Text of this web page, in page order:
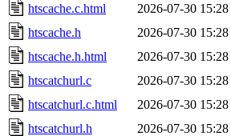
htscache.c.html
2026-07-30 15:28
htscache.h
2026-07-30 15:28
htscache.h.html
2026-07-30 15:28
htscatchurl.c
2026-07-30 15:28
htscatchurl.c.html
2026-07-30 15:28
htscatchurl.h
2026-07-30 15:28